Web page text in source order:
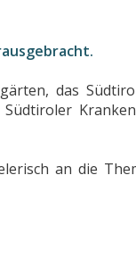
das
an die